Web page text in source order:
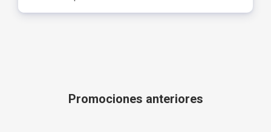
Promociones anteriores